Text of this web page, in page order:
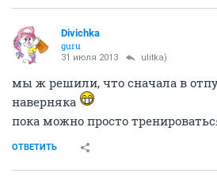
Divichka
guru
31 июля 2013 ulitka)
мы ж решили, что сначала в
наверняка
пока можно просто
ОТВЕТИТЬ